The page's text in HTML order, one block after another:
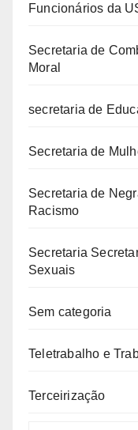
Funcionários da
Secretaria de
Moral
secretaria de
Secretaria de
Secretaria de
Racismo
Secretaria
Sexuais
Sem categoria
Teletrabalho e
Terceirização